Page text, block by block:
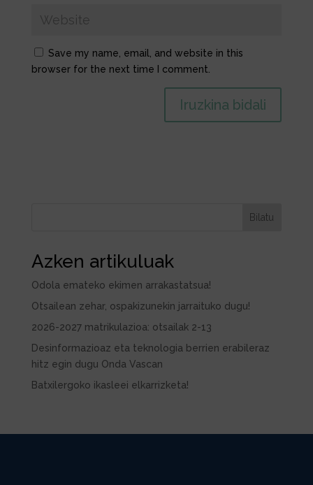
Save my name, email, and website in this
browser for the next time I comment.
Bilatu
Azken artikuluak
Odola emateko ekimen arrakastatsua!
Otsailean zehar, ospakizunekin jarraituko dugu!
2026-2027 matrikulazioa: otsailak 2-13
Desinformazioaz eta teknologia berrien erabileraz
hitz egin dugu Onda Vascan
Batxilergoko ikasleei elkarrizketa!